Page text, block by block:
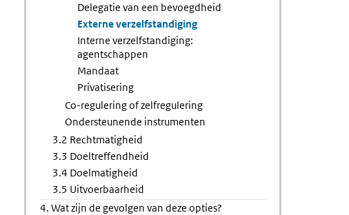
Delegatie van een bevoegdheid
Externe verzelfstandiging
Interne verzelfstandiging:
agentschappen
Mandaat
Privatisering
Co-regulering of zelfregulering
Ondersteunende instrumenten
3.2 Rechtmatigheid
3.3 Doeltreffendheid
3.4 Doelmatigheid
3.5 Uitvoerbaarheid
4. Wat zijn de gevolgen van deze opties?